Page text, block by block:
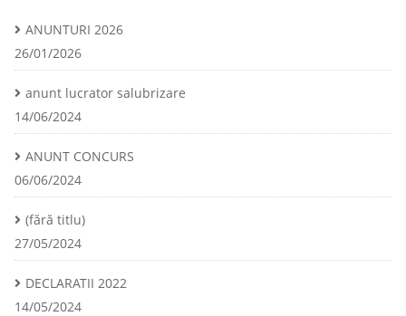
ANUNTURI 2026
26/01/2026
anunt lucrator salubrizare
14/06/2024
ANUNT CONCURS
06/06/2024
(fără titlu)
27/05/2024
DECLARATII 2022
14/05/2024